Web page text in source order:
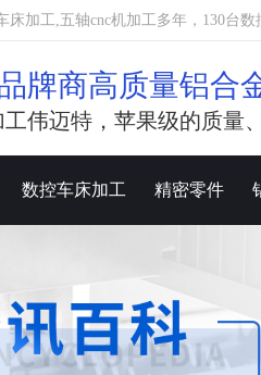
加工,五轴cnc机加工多年，130台数
牌商高质量铝合
伟迈特，苹果级的质量
数控车床加工 精密零件